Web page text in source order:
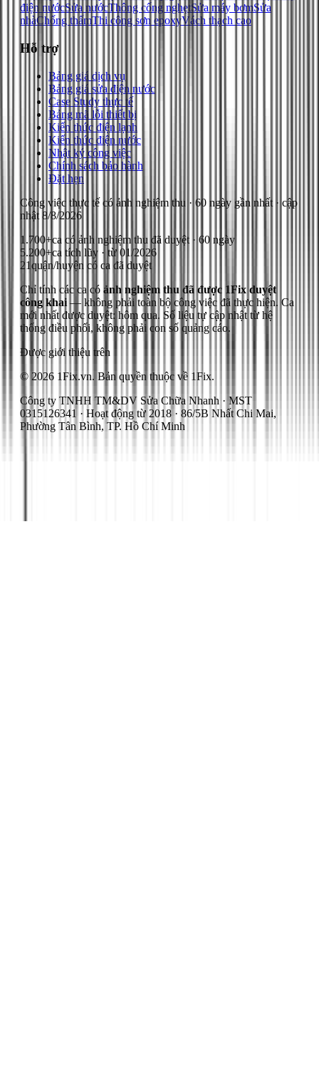
điện nướcSửa nướcThông cống nghẹtSửa máy bơmSửa
nhàChống thấmThi công sơn epoxyVách thạch cao
Hỗ trợ
Bảng giá dịch vụ
Bảng giá sửa điện nước
Case Study thực tế
Bảng mã lỗi thiết bị
Kiến thức điện lạnh
Kiến thức điện nước
Nhật ký công việc
Chính sách bảo hành
Đặt hẹn
Công việc thực tế có ảnh nghiệm thu · 60 ngày gần nhất · cập
nhật 8/8/2026
1.700+ca có ảnh nghiệm thu đã duyệt · 60 ngày
5.200+ca tích lũy · từ 01/2026
21quận/huyện có ca đã duyệt
Chỉ tính các ca có ảnh nghiệm thu đã được 1Fix duyệt
công khai — không phải toàn bộ công việc đã thực hiện. Ca
mới nhất được duyệt: hôm qua. Số liệu tự cập nhật từ hệ
thống điều phối, không phải con số quảng cáo.
Được giới thiệu trên
© 2026 1Fix.vn. Bản quyền thuộc về 1Fix.
Công ty TNHH TM&DV Sửa Chữa Nhanh · MST
0315126341 · Hoạt động từ 2018 · 86/5B Nhất Chi Mai,
Phường Tân Bình, TP. Hồ Chí Minh